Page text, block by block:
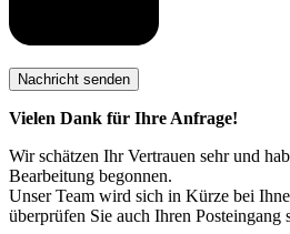
Vielen Dank für Ihre Anfrage!
Wir schätzen Ihr Vertrauen sehr und
Bearbeitung begonnen.
Unser Team wird sich in Kürze bei
überprüfen Sie auch Ihren Posteingang